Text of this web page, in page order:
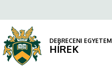
–
több
mint
a
tartalomra
DEBRECENI EGYETEM
HÍREK